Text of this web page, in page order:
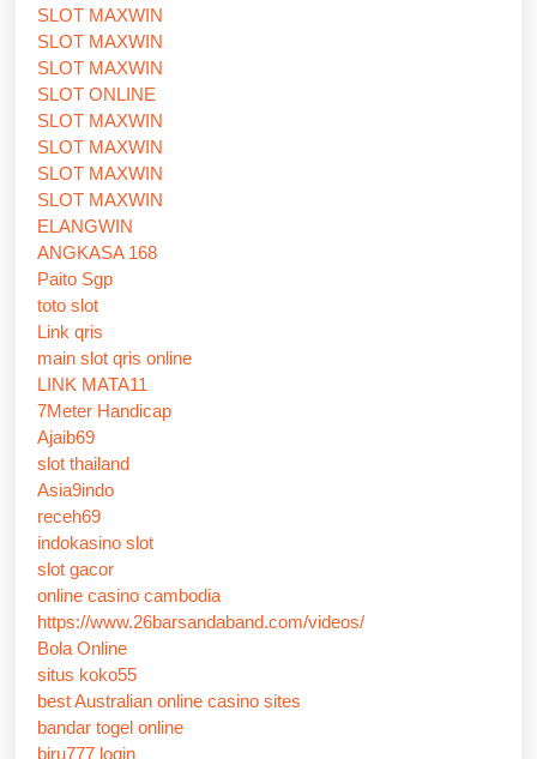
SLOT MAXWIN
SLOT MAXWIN
SLOT MAXWIN
SLOT ONLINE
SLOT MAXWIN
SLOT MAXWIN
SLOT MAXWIN
SLOT MAXWIN
ELANGWIN
ANGKASA 168
Paito Sgp
toto slot
Link qris
main slot qris online
LINK MATA11
7Meter Handicap
Ajaib69
slot thailand
Asia9indo
receh69
indokasino slot
slot gacor
online casino cambodia
https://www.26barsandaband.com/videos/
Bola Online
situs koko55
best Australian online casino sites
bandar togel online
biru777 login